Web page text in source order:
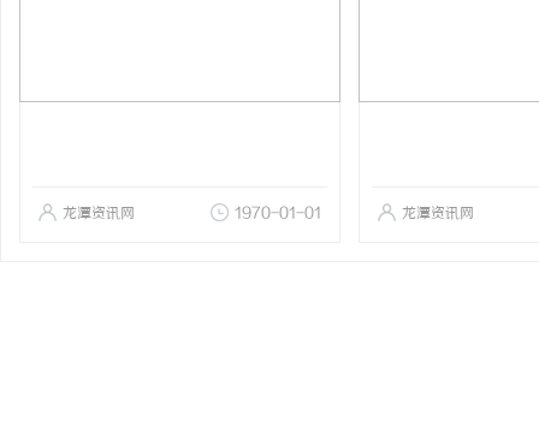
龙潭资讯网 1970-01-01 龙潭资讯网